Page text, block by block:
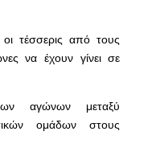
τέσσερις από τους
να έχουν γίνει σε
αγώνων μεταξύ
ομάδων στους